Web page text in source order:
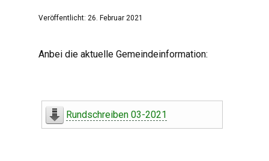
Veröffentlicht: 26. Februar 2021
Anbei die aktuelle Gemeindeinformation:
Rundschreiben 03-2021